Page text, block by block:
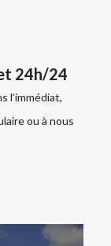
24h/24
l’immédiat,
ou à nous